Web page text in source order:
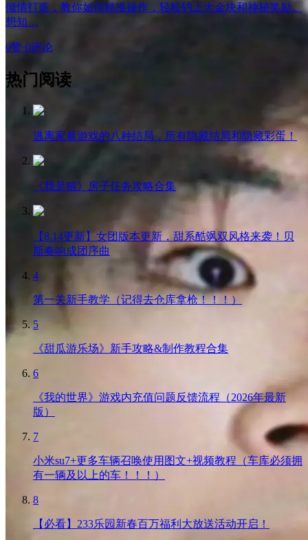
倾情打造，教你如何精准操作，轻松钓上大金块和神秘奖励。
想知…
0赞·0评论
热门阅读
逃离家暴游戏的八种结局，所有隐藏结局和隐藏彩蛋！
《我是猫》房子任务攻略合集
【8.14更新】女团版本更新，甜系酷飒双风格来袭！贝
斯奏响成团序曲
4
第一关新手教学（记得去仓库拿枪！！！）
5
《甜瓜游乐场》新手攻略&制作教程合集
6
《我的世界》游戏内充值问题反馈流程（2026年最新
版）
7
小米su7+更多车辆召唤使用图文+视频教程（车库必须拥
有一辆及以上的车！！！）
8
【必看】233乐园新春百万福利大放送活动开启！